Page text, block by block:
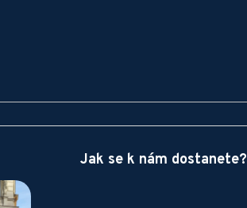
Jak se k nám dostanete?